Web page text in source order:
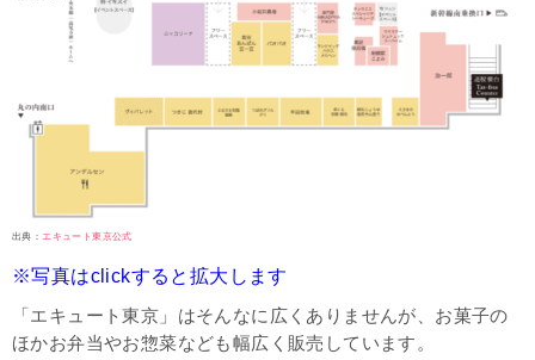
出典：エキュート東京公式
※写真はclickすると拡大します
「エキュート東京」はそんなに広くありませんが、お菓子の
ほかお弁当やお惣菜なども幅広く販売しています。